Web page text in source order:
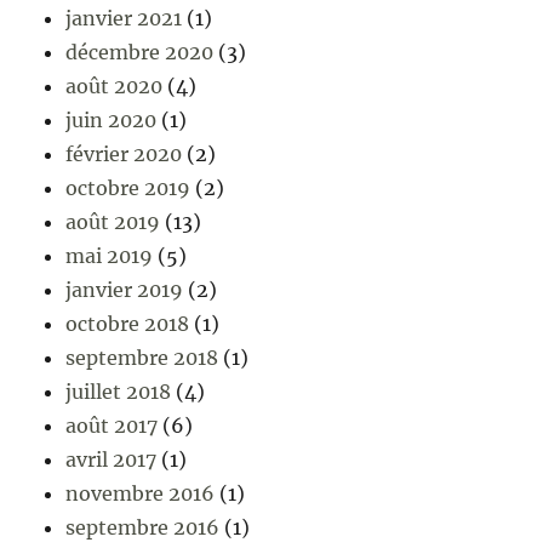
janvier 2021 (1)
décembre 2020 (3)
août 2020 (4)
juin 2020 (1)
février 2020 (2)
octobre 2019 (2)
août 2019 (13)
mai 2019 (5)
janvier 2019 (2)
octobre 2018 (1)
septembre 2018 (1)
juillet 2018 (4)
août 2017 (6)
avril 2017 (1)
novembre 2016 (1)
septembre 2016 (1)